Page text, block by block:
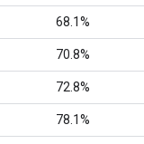
68.1%
70.8%
72.8%
78.1%